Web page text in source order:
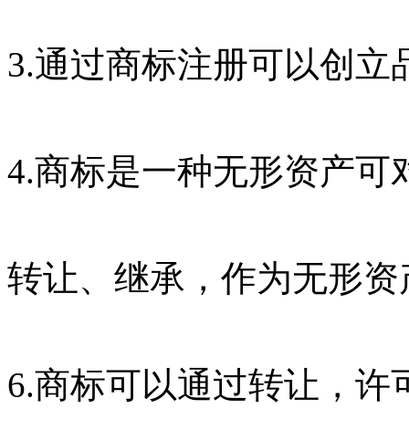
3.通过商标注册可以创立
4.商标是一种无形资产可
转让、继承，作为无形
6.商标可以通过转让，许